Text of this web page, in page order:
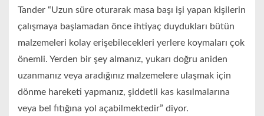
Tander “Uzun süre oturarak masa başı işi yapan kişilerin
çalışmaya başlamadan önce ihtiyaç duydukları bütün
malzemeleri kolay erişebilecekleri yerlere koymaları çok
önemli. Yerden bir şey almanız, yukarı doğru aniden
uzanmanız veya aradığınız malzemelere ulaşmak için
dönme hareketi yapmanız, şiddetli kas kasılmalarına
veya bel fıtığına yol açabilmektedir” diyor.